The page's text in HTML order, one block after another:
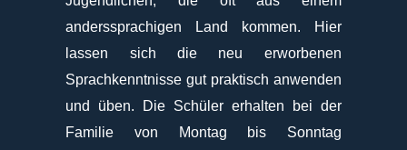
anderssprachigen Land kommen. Hier
lassen sich die neu erworbenen
Sprachkenntnisse gut praktisch anwenden
und üben. Die Schüler erhalten bei der
Familie von Montag bis Sonntag